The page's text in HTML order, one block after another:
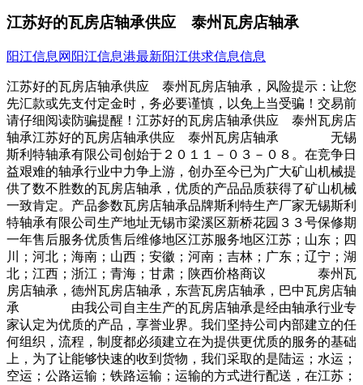
江苏好的瓦房店轴承供应 泰州瓦房店轴承
阳江信息网 阳江信息港最新阳江供求信息信息
江苏好的瓦房店轴承供应 泰州瓦房店轴承，风险提示：让您
先汇款或先支付定金时，务必要谨慎，以免上当受骗！交易前
请仔细阅读防骗提醒！江苏好的瓦房店轴承供应 泰州瓦房店
轴承江苏好的瓦房店轴承供应 泰州瓦房店轴承 无锡
斯利特轴承有限公司创始于２０１１－０３－０８。在竞争日
益艰难的轴承行业中力争上游，创办至今已为广大矿山机械提
供了数不胜数的瓦房店轴承，优质的产品品质获得了矿山机械
一致肯定。产品参数瓦房店轴承品牌斯利特生产厂家无锡斯利
特轴承有限公司生产地址无锡市梁溪区新桥花园３３号保修期
一年售后服务优质售后维修地区江苏服务地区江苏；山东；四
川；河北；海南；山西；安徽；河南；吉林；广东；辽宁；湖
北；江西；浙江；青海；甘肃；陕西价格商议 泰州瓦
房店轴承，德州瓦房店轴承，东营瓦房店轴承，巴中瓦房店轴
承 由我公司自主生产的瓦房店轴承是经由轴承行业专
家认定为优质的产品，享誉业界。我们坚持公司内部建立的任
何组织，流程，制度都必须建立在为提供更优质的服务的基础
上，为了让能够快速的收到货物，我们采取的是陆运；水运；
空运；公路运输；铁路运输；运输的方式进行配送，在江苏；